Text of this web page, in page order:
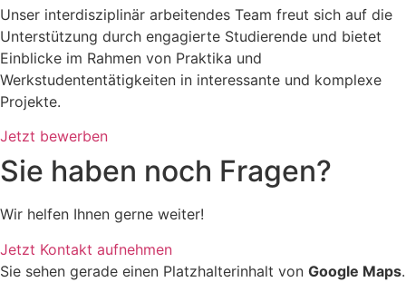
Unser interdisziplinär arbeitendes Team freut sich auf die
Unterstützung durch engagierte Studierende und bietet
Einblicke im Rahmen von Praktika und
Werkstudententätigkeiten in interessante und komplexe
Projekte.
Jetzt bewerben
Sie haben noch Fragen?
Wir helfen Ihnen gerne weiter!
Jetzt Kontakt aufnehmen
Sie sehen gerade einen Platzhalterinhalt von Google Maps.